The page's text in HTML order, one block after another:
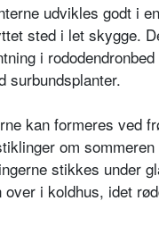
udvikles godt i
sted i let skygge.
i
surbundsplanter.
kan formeres ved
om
stikkes under
i koldhus, idet